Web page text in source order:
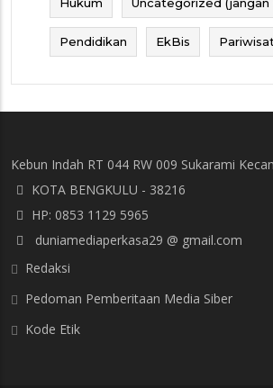
Hukum Uncategorized (jangan
Pendidikan EkBis
Kebun Indah RT 044 RW 009 Sukarami
KOTA BENGKULU - 38216
HP: 0853 1129 5965
duniamediaperkasa29 @ gmail.com
Redaksi
Pedoman Pemberitaan Media Siber
Kode Etik